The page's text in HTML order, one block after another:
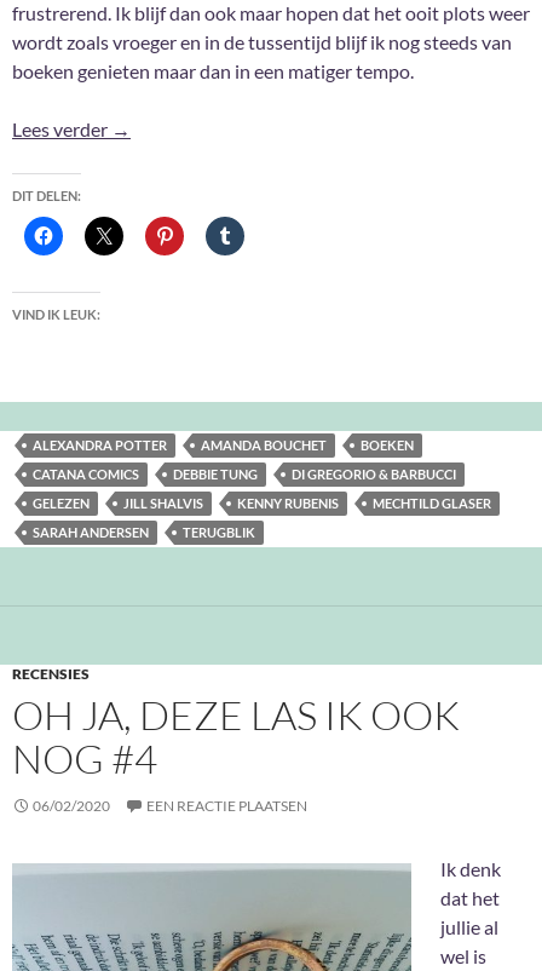
frustrerend. Ik blijf dan ook maar hopen dat het ooit plots weer
wordt zoals vroeger en in de tussentijd blijf ik nog steeds van
boeken genieten maar dan in een matiger tempo.
Lees verder Gelezen in Juli 2020
→
DIT DELEN:
VIND IK LEUK:
ALEXANDRA POTTER AMANDA BOUCHET
BOEKEN
CATANA COMICS
DEBBIE TUNG
DI GREGORIO & BARBUCCI
GELEZEN
JILL SHALVIS KENNY RUBENIS
MECHTILD GLASER
SARAH ANDERSEN
TERUGBLIK
RECENSIES
OH JA, DEZE LAS IK OOK
NOG #4
06/02/2020 EEN REACTIE PLAATSEN
Ik denk
dat het
jullie al
wel is